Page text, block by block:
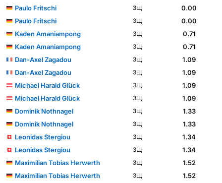
Paulo Fritschi
ЗЩ
0.00
Paulo Fritschi
ЗЩ
0.00
Kaden Amaniampong
ЗЩ
0.71
Kaden Amaniampong
ЗЩ
0.71
Dan-Axel Zagadou
ЗЩ
1.09
Dan-Axel Zagadou
ЗЩ
1.09
Michael Harald Glück
ЗЩ
1.09
Michael Harald Glück
ЗЩ
1.09
Dominik Nothnagel
ЗЩ
1.33
Dominik Nothnagel
ЗЩ
1.33
Leonidas Stergiou
ЗЩ
1.34
Leonidas Stergiou
ЗЩ
1.34
Maximilian Tobias Herwerth
ЗЩ
1.52
Maximilian Tobias Herwerth
ЗЩ
1.52